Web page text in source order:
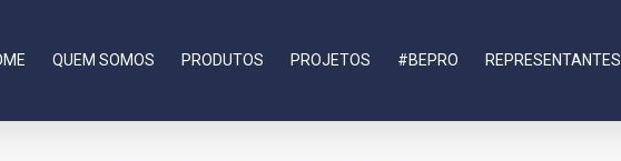
QUEM SOMOS PRODUTOS PROJETOS #BEPRO REPRESENTANTES